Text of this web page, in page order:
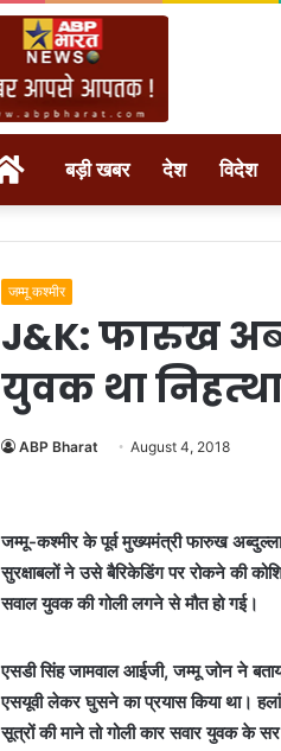
होम बड़ी खबर देश विदेश
जम्मू कश्मीर
J&K: फारुख
युवक था
ABP Bharat August 4, 2018
जम्मू-कश्मीर के पूर्व मुख्यमंत्री फारुख
सुरक्षाबलों ने उसे बैरिकेडिंग पर रोकने की
सवाल युवक की गोली लगने से मौत हो गई।
एसडी सिंह जामवाल आईजी, जम्मू जोन ने
एसयूवी लेकर घुसने का प्रयास किया था।
सूत्रों की माने तो गोली कार सवार युवक के